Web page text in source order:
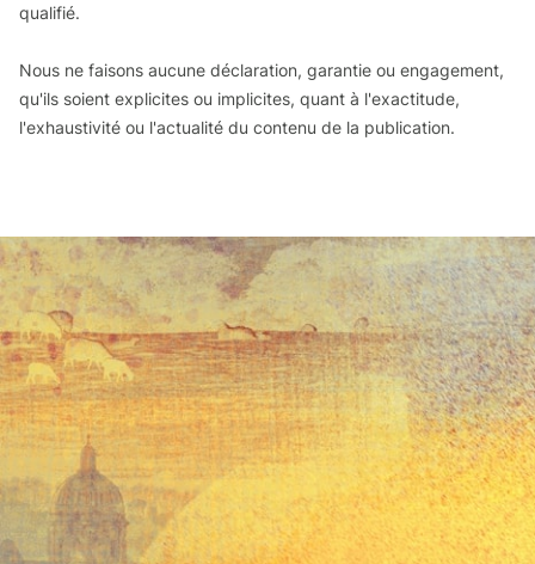
qualifié.
Nous ne faisons aucune déclaration, garantie ou engagement,
qu'ils soient explicites ou implicites, quant à l'exactitude,
l'exhaustivité ou l'actualité du contenu de la publication.